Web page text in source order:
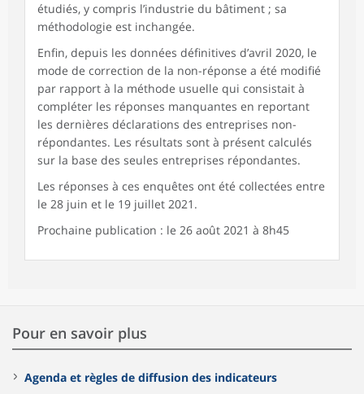
étudiés, y compris l’industrie du bâtiment ; sa
méthodologie est inchangée.
Enfin, depuis les données définitives d’avril 2020, le
mode de correction de la non-réponse a été modifié
par rapport à la méthode usuelle qui consistait à
compléter les réponses manquantes en reportant
les dernières déclarations des entreprises non-
répondantes. Les résultats sont à présent calculés
sur la base des seules entreprises répondantes.
Les réponses à ces enquêtes ont été collectées entre
le 28 juin et le 19 juillet 2021.
Prochaine publication : le 26 août 2021 à 8h45
Pour en savoir plus
Agenda et règles de diffusion des indicateurs